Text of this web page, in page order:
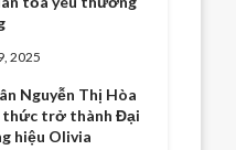
2025
Nguyễn Thị Hòa
thức trở thành Đại
hiệu Olivia